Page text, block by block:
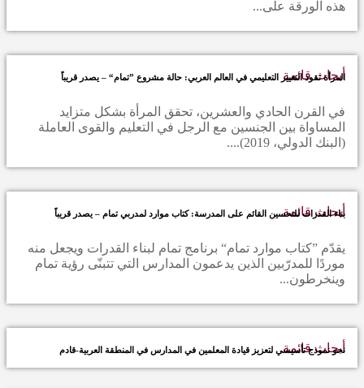
هذه الورقة على...
أبحاث قائمة
المرأة تقود التغيير التعليمي في العالم العربي: حالة مشروع ”تمام“ – يصدر قريباً
في القرن الحادي والعشرين، تحقق المرأة بشكل متزايد
المساواة بين الجنسين مع الرجل في التعليم والقوى العاملة
(البنك الدولي، 2019)....
أبحاث قائمة
بناء القدرات للتحسين القائم على المدرسة: كتاب موارد لمدربي تمام – يصدر قريباً
يقدّم ”كتاب موارد تمام“ برنامج تمام لبناء القدرات ويجعل منه
موردًا للمدرّبين الذين يدعمون المدارس التي تتبنّى رؤية تمام
وينخرطون...
أبحاث قائمة
نحو نموذج تأسيسي لتعزيز قيادة المعلمين في المدارس في المنطقة العربية-قادم